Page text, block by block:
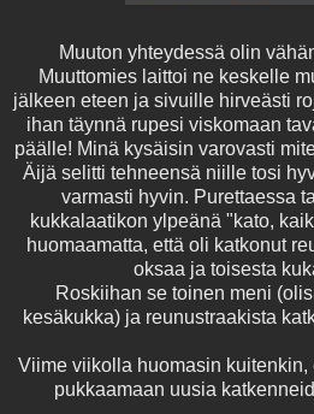
Muuton yhteydessä olin
Muuttomies laittoi ne keskelle
jälkeen eteen ja sivuille hirveästi
ihan täynnä rupesi viskomaan
päälle! Minä kysäisin varovasti
Äijä selitti tehneensä niille tosi
varmasti hyvin. Purettaessa
kukkalaatikon ylpeänä "kato,
huomaamatta, että oli katkonut
oksaa ja toisesta
Roskiihan se toinen meni
kesäkukka) ja reunustraakista
Viime viikolla huomasin kuitenkin,
pukkaamaan uusia